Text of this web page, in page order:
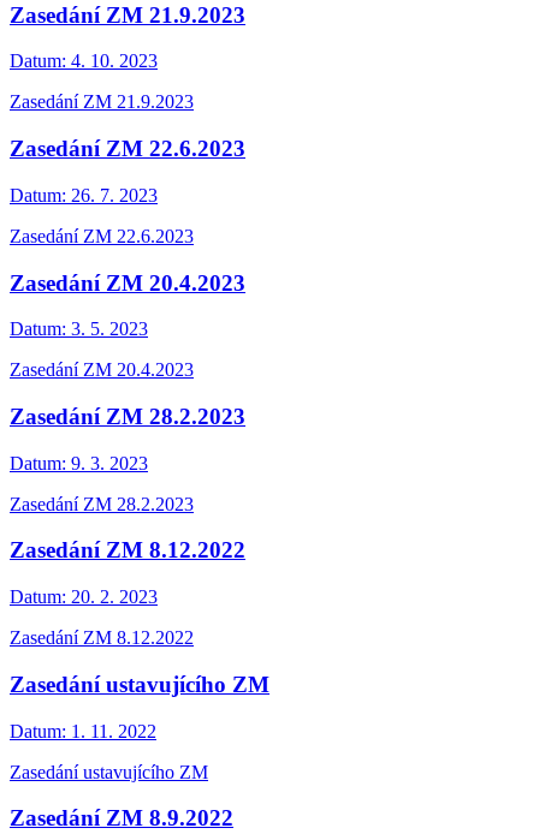
Zasedání ZM 21.9.2023
Datum: 4. 10. 2023
Zasedání ZM 21.9.2023
Zasedání ZM 22.6.2023
Datum: 26. 7. 2023
Zasedání ZM 22.6.2023
Zasedání ZM 20.4.2023
Datum: 3. 5. 2023
Zasedání ZM 20.4.2023
Zasedání ZM 28.2.2023
Datum: 9. 3. 2023
Zasedání ZM 28.2.2023
Zasedání ZM 8.12.2022
Datum: 20. 2. 2023
Zasedání ZM 8.12.2022
Zasedání ustavujícího ZM
Datum: 1. 11. 2022
Zasedání ustavujícího ZM
Zasedání ZM 8.9.2022